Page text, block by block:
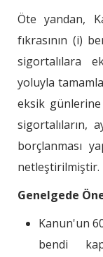
Öte yandan,
fıkrasının (i)
sigortalılara
yoluyla
eksik
sigortalıların,
borçlanması
netleştirilmiştir.
Genelgede
Kanun'un
bendi